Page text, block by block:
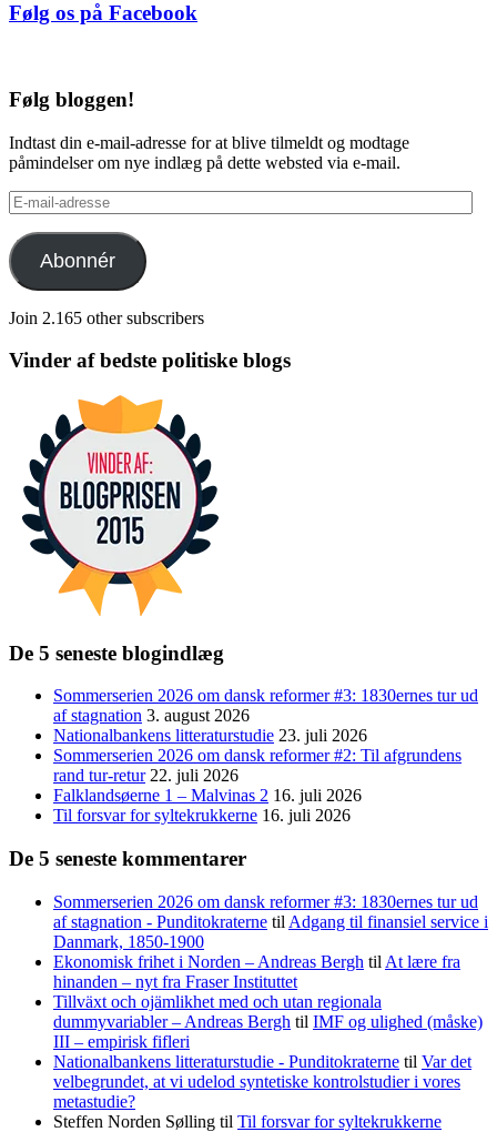
Følg os på Facebook
Følg bloggen!
Indtast din e-mail-adresse for at blive tilmeldt og modtage
påmindelser om nye indlæg på dette websted via e-mail.
E-
mail-
adresse
Abonnér
Join 2.165 other subscribers
Vinder af bedste politiske blogs
De 5 seneste blogindlæg
Sommerserien 2026 om dansk reformer #3: 1830ernes tur ud
af stagnation 3. august 2026
Nationalbankens litteraturstudie 23. juli 2026
Sommerserien 2026 om dansk reformer #2: Til afgrundens
rand tur-retur 22. juli 2026
Falklandsøerne 1 – Malvinas 2 16. juli 2026
Til forsvar for syltekrukkerne 16. juli 2026
De 5 seneste kommentarer
Sommerserien 2026 om dansk reformer #3: 1830ernes tur ud
af stagnation - Punditokraterne til Adgang til finansiel service i
Danmark, 1850-1900
Ekonomisk frihet i Norden – Andreas Bergh til At lære fra
hinanden – nyt fra Fraser Instituttet
Tillväxt och ojämlikhet med och utan regionala
dummyvariabler – Andreas Bergh til IMF og ulighed (måske)
III – empirisk fifleri
Nationalbankens litteraturstudie - Punditokraterne til Var det
velbegrundet, at vi udelod syntetiske kontrolstudier i vores
metastudie?
Steffen Norden Sølling til Til forsvar for syltekrukkerne